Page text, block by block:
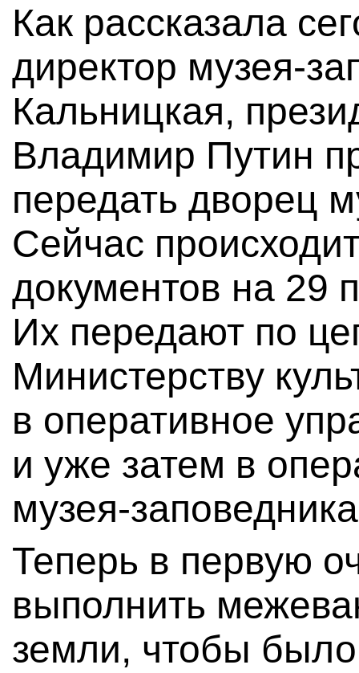
Как рассказала
директор музея-
Кальницкая,
Владимир Путин
передать дворец
Сейчас
документов на 29
Их передают по
Министерству
в оперативное
и уже затем в
музея-
Теперь в первую
выполнить
земли, чтобы